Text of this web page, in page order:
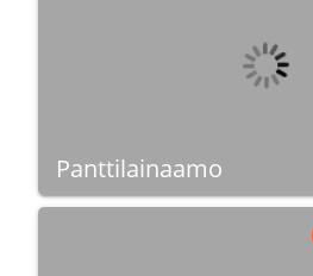
Panttilainaamo